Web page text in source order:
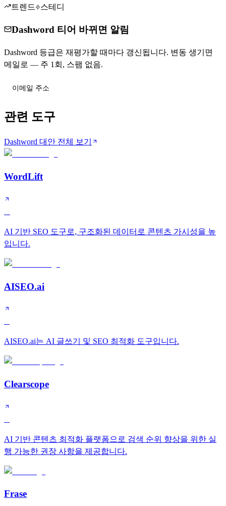
트렌드
스테디
Dashword 티어 바뀌면 알림
Dashword 등급은 재평가할 때마다 갱신됩니다. 변동 생기면
메일로 — 주 1회, 스팸 없음.
관련 도구
Dashword 대안 전체 보기
WordLift
AI 기반 SEO 도구로, 구조화된 데이터로 콘텐츠 가시성을 높
입니다.
AISEO.ai
AISEO.ai는 AI 글쓰기 및 SEO 최적화 도구입니다.
Clearscope
AI 기반 콘텐츠 최적화 플랫폼으로 검색 순위 향상을 위한 실
행 가능한 권장 사항을 제공합니다.
Frase